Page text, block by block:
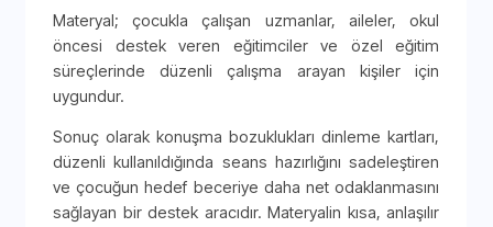
Materyal; çocukla çalışan uzmanlar, aileler, okul
öncesi destek veren eğitimciler ve özel eğitim
süreçlerinde düzenli çalışma arayan kişiler için
uygundur.
Sonuç olarak konuşma bozuklukları dinleme kartları,
düzenli kullanıldığında seans hazırlığını sadeleştiren
ve çocuğun hedef beceriye daha net odaklanmasını
sağlayan bir destek aracıdır. Materyalin kısa, anlaşılır